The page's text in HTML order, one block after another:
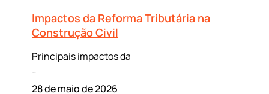
Impactos da Reforma Tributária na
Construção Civil
Principais impactos da
28 de maio de 2026